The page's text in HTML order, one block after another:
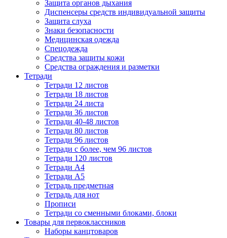
Защита органов дыхания
Диспенсеры средств индивидуальной защиты
Защита слуха
Знаки безопасности
Медицинская одежда
Спецодежда
Средства защиты кожи
Средства ограждения и разметки
Тетради
Тетради 12 листов
Тетради 18 листов
Тетради 24 листа
Тетради 36 листов
Тетради 40-48 листов
Тетради 80 листов
Тетради 96 листов
Тетради с более, чем 96 листов
Тетради 120 листов
Тетради А4
Тетради А5
Тетрадь предметная
Тетрадь для нот
Прописи
Тетради со сменными блоками, блоки
Товары для первоклассников
Наборы канцтоваров